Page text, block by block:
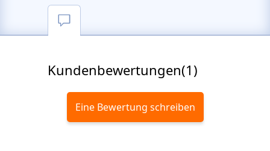
Kundenbewertungen(1)
Eine Bewertung schreiben